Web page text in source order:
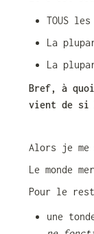
TOUS
La
La
Bref, à
vient de si
Alors je me
Le monde
Pour le
une